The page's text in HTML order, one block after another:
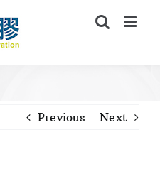
Previous Next